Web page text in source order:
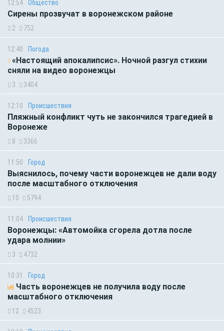
12:54 Общество
Сирены прозвучат в воронежском районе
2 752
12:40 Погода
«Настоящий апокалипсис». Ночной разгул стихии
сняли на видео воронежцы
3 3404
12:10 Происшествия
Пляжный конфликт чуть не закончился трагедией в
Воронеже
8 3366
11:50 Город
Выяснилось, почему части воронежцев не дали воду
после масштабного отключения
10 5794
11:04 Происшествия
Воронежцы: «Автомойка сгорела дотла после
удара молнии»
3 4732
10:31 Город
Часть воронежцев не получила воду после
масштабного отключения
12 4523